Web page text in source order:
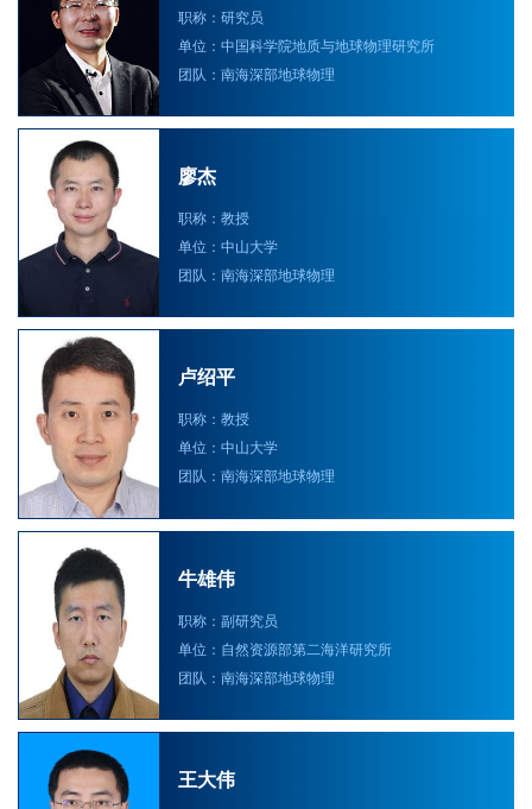
职称：研究员
单位：中国科学院地质与地球物理研究所
团队：南海深部地球物理
廖杰
职称：教授
单位：中山大学
团队：南海深部地球物理
卢绍平
职称：教授
单位：中山大学
团队：南海深部地球物理
牛雄伟
职称：副研究员
单位：自然资源部第二海洋研究所
团队：南海深部地球物理
王大伟